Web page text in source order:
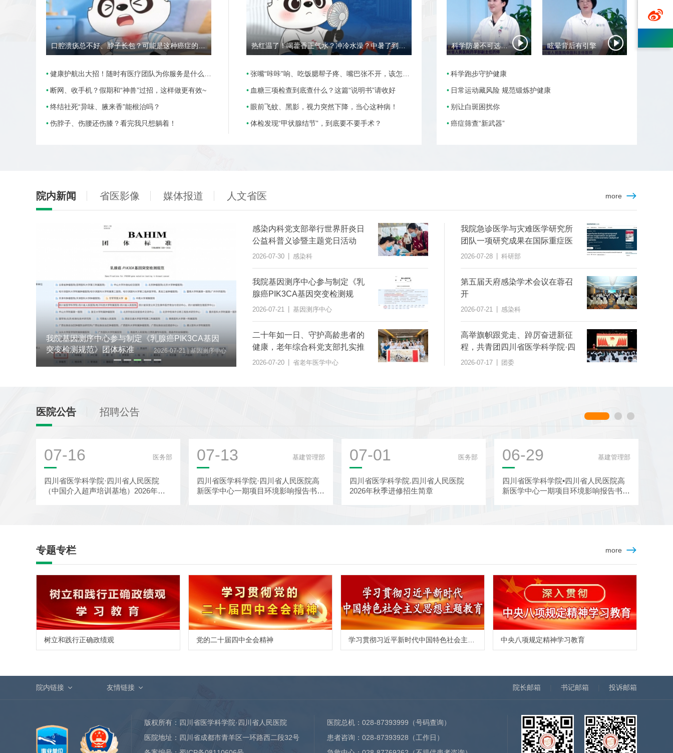
口腔溃疡总不好、脖子长包？可能是这种癌症的高危信号→
健康护航出大招！随时有医疗团队为你服务是什么样的体验？
断网、收手机？假期和“神兽”过招，这样做更有效~
终结社死“异味、腋来香”能根治吗？
伤脖子、伤腰还伤膝？看完我只想躺着！
热红温了！喝藿香正气水？冲冷水澡？中暑了到底该咋办？
张嘴“咔咔”响、吃饭腮帮子疼、嘴巴张不开，该怎么办？
血糖三项检查到底查什么？这篇“说明书”请收好
眼前飞蚊、黑影，视力突然下降，当心这种病！
体检发现“甲状腺结节”，到底要不要手术？
科学防暑不可选错药 眩晕背后有引擎
科学跑步守护健康
日常运动藏风险 规范锻炼护健康
别让白斑困扰你
癌症筛查“新武器”
院内新闻 省医影像 媒体报道 人文省医 more
第五届天府感染学术会议在蓉召开
2026-07-21 | 感染科
二十年如一日、守护高龄患者的健康，老年综合科
党支部扎实推进“桑榆之美 综合护...2026-07-20 | 省老年医学中心
感染内科党支部举行世界肝炎日
公益科普义诊暨主题党日活动
2026-07-30 感染科
我院急诊医学与灾难医学研究所
团队一项研究成果在国际重症医
学权威医学期刊上发表
2026-07-28 科研部
我院基因测序中心参与制定《乳
腺癌PIK3CA基因突变检测规
范》团体标准
2026-07-21 基因测序中心
第五届天府感染学术会议在蓉召
开
2026-07-21 感染科
二十年如一日、守护高龄患者的
健康，老年综合科党支部扎实推
进“桑榆之美 综合护航”党建品牌
2026-07-20 省老年医学中心
高举旗帜跟党走、踔厉奋进新征
程，共青团四川省医学科学院·四
川省人民医院第二次代表大会胜
2026-07-17 团委
医院公告 招聘公告
07-16 医务部
四川省医学科学院·四川省人民医院
（中国介入超声培训基地）2026年超
07-13 基建管理部
四川省医学科学院·四川省人民医院高
新医学中心一期项目环境影响报告书报
07-01 医务部
四川省医学科学院.四川省人民医院
2026年秋季进修招生简章
06-29 基建管理部
四川省医学科学院•四川省人民医院高
新医学中心一期项目环境影响报告书征
专题专栏 more
树立和践行正确政绩观 党的二十届四中全会精神 中央八项规定精神学习教育
院内链接 友情链接 院长邮箱 书记邮箱 投诉邮箱
版权所有：四川省医学科学院·四川省人民医院
医院地址：四川省成都市青羊区一环路西二段32号
医院总机： 028-87393999 （号码查询）
患者咨询： 028-87393928 （工作日）
